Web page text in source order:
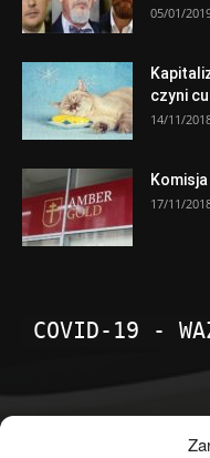
05/01/
czyni
14/11/
17/11/
COVID-19 -